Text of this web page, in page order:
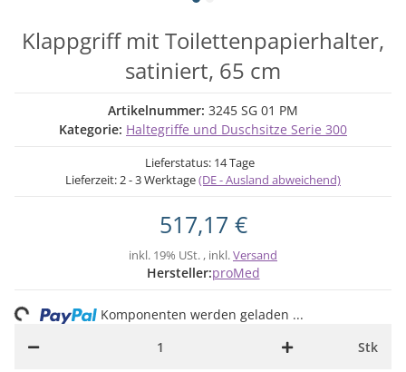
Klappgriff mit Toilettenpapierhalter,
satiniert, 65 cm
Artikelnummer: 3245 SG 01 PM
Kategorie: Haltegriffe und Duschsitze Serie 300
Lieferstatus: 14 Tage
Lieferzeit:2 - 3 Werktage(DE - Ausland abweichend)
517,17 €
inkl. 19% USt. , inkl.Versand
Hersteller:proMed
Stk
Komponenten werden geladen ...